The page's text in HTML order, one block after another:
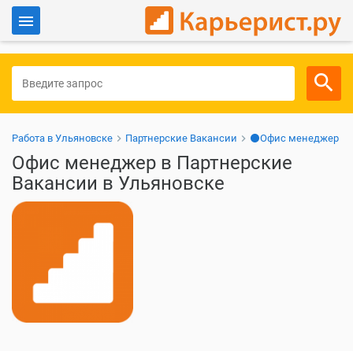
Для работодателей
Работа в Ульяновске Партнерские Вакансии ⚫Офис менеджер
Офис менеджер в Партнерские
Вакансии в Ульяновске